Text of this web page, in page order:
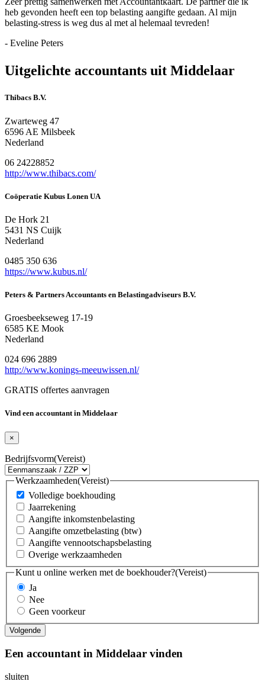
heb gevonden heeft een top belasting aangifte gedaan. Al mijn
belasting-stress is weg dus al met al helemaal tevreden!
- Eveline Peters
Uitgelichte accountants uit Middelaar
Thibacs B.V.
Zwarteweg 47
6596 AE Milsbeek
Nederland
06 24228852
http://www.thibacs.com/
Coöperatie Kubus Lonen UA
De Hork 21
5431 NS Cuijk
Nederland
0485 350 636
https://www.kubus.nl/
Peters & Partners Accountants en Belastingadviseurs B.V.
Groesbeekseweg 17-19
6585 KE Mook
Nederland
024 696 2889
http://www.konings-meeuwissen.nl/
GRATIS offertes aanvragen
Vind een accountant in Middelaar
×
Bedrijfsvorm(Vereist)
Werkzaamheden(Vereist)
Volledige boekhouding
Jaarrekening
Aangifte inkomstenbelasting
Aangifte omzetbelasting (btw)
Aangifte vennootschapsbelasting
Overige werkzaamheden
Kunt u online werken met de boekhouder?(Vereist)
Ja
Nee
Geen voorkeur
Een accountant in Middelaar vinden
sluiten